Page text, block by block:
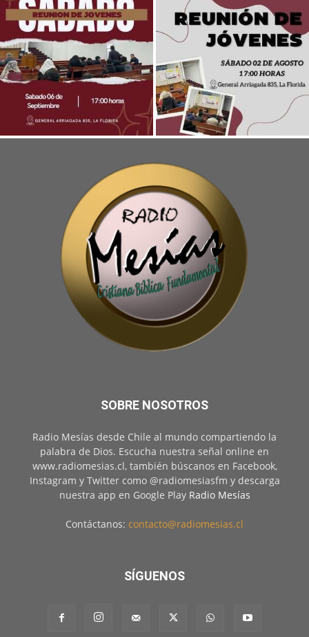
SOBRE NOSOTROS
Radio Mesías desde Chile al mundo compartiendo la
palabra de Dios. Escucha nuestra señal online en
www.radiomesias.cl, también búscanos en Facebook,
Instagram y Twitter como @radiomesiasfm y descarga
nuestra app en Google Play Radio Mesías
Contáctanos: contacto@radiomesias.cl
SÍGUENOS